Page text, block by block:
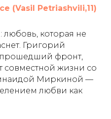
(Vasil Petriashvili,11)
любовь, которая не
Григорий
фронт,
совместной жизни со
Миркиной —
любви как